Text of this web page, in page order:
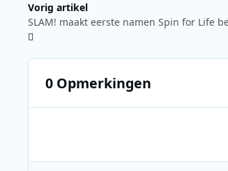
Vorig artikel
0 Opmerkingen